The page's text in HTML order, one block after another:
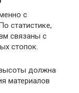
с
статистике,
связаны с
стопок.
должна
материалов